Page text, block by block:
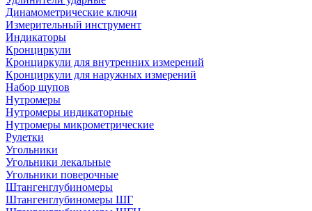
Динамометрические ключи
Измерительный инструмент
Индикаторы
Кронциркули
Кронциркули для внутренних измерений
Кронциркули для наружных измерений
Набор щупов
Нутромеры
Нутромеры индикаторные
Нутромеры микрометрические
Рулетки
Угольники
Угольники лекальные
Угольники поверочные
Штангенглубиномеры
Штангенглубиномеры ШГ